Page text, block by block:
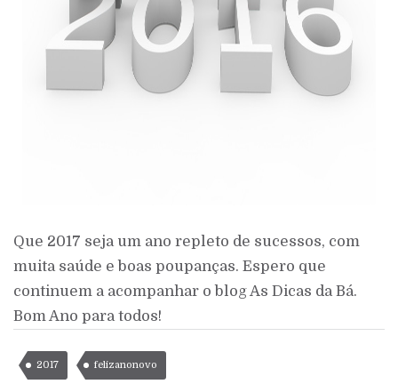
Que 2017 seja um ano repleto de sucessos, com
muita saúde e boas poupanças. Espero que
continuem a acompanhar o blog As Dicas da Bá.
Bom Ano para todos!
2017 felizanonovo